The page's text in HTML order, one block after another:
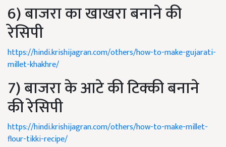
6) बाजरा का खाखरा बनाने की
रेसिपी
https://hindi.krishijagran.com/others/how-to-make-gujarati-
millet-khakhre/
7) बाजरा के आटे की टिक्की बनाने
की रेसिपी
https://hindi.krishijagran.com/others/how-to-make-millet-
flour-tikki-recipe/